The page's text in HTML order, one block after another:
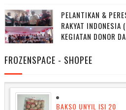
PELANTIKAN &
RAKYAT INDONESIA
KEGIATAN DONOR
FROZENSPACE - SHOPEE
BAKSO UNYIL ISI 20